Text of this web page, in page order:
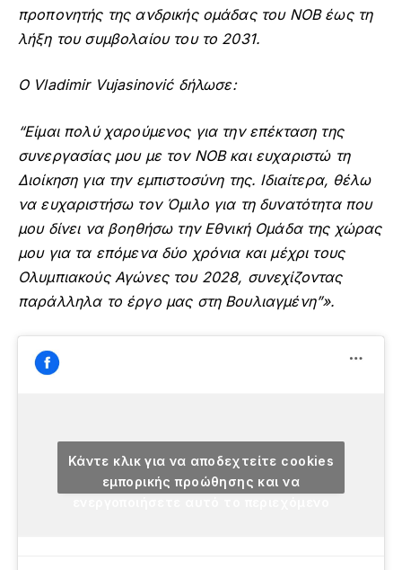
προπονητής της ανδρικής ομάδας του ΝΟΒ έως τη
λήξη του συμβολαίου του το 2031.
Ο Vladimir Vujasinović δήλωσε:
“Είμαι πολύ χαρούμενος για την επέκταση της
συνεργασίας μου με τον ΝΟΒ και ευχαριστώ τη
Διοίκηση για την εμπιστοσύνη της. Ιδιαίτερα, θέλω
να ευχαριστήσω τον Όμιλο για τη δυνατότητα που
μου δίνει να βοηθήσω την Εθνική Ομάδα της χώρας
μου για τα επόμενα δύο χρόνια και μέχρι τους
Ολυμπιακούς Αγώνες του 2028, συνεχίζοντας
παράλληλα το έργο μας στη Βουλιαγμένη”».
Κάντε κλικ για να αποδεχτείτε cookies
εμπορικής προώθησης και να